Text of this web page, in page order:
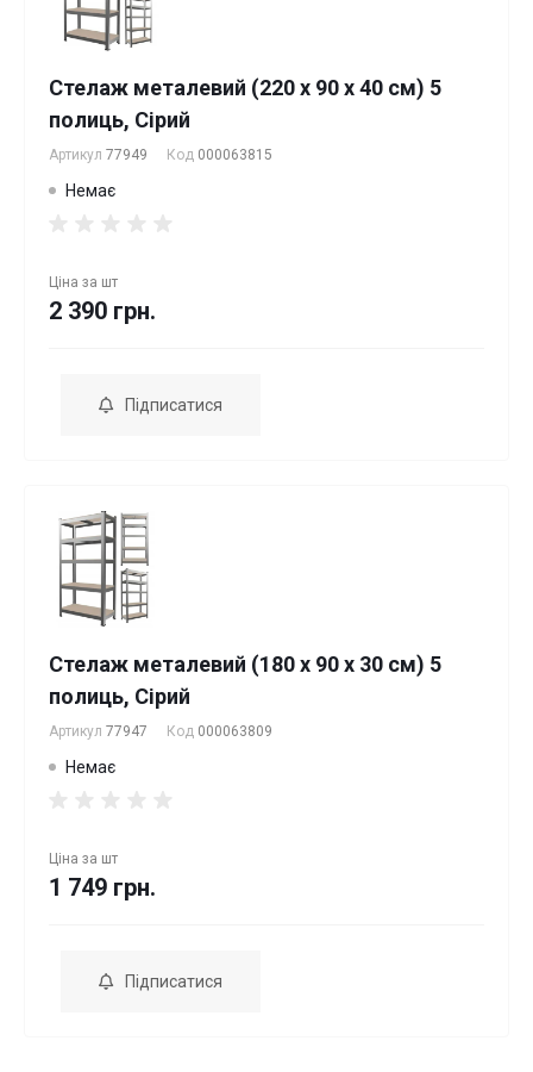
Стелаж металевий (220 х 90 х 40 см) 5
полиць, Сірий
Артикул 77949 Код 000063815
Немає
Ціна за шт
2 390 грн.
Підписатися
Стелаж металевий (180 x 90 x 30 см) 5
полиць, Сірий
Артикул 77947 Код 000063809
Немає
Ціна за шт
1 749 грн.
Підписатися